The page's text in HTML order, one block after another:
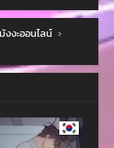
งงะออนไลน์ ›